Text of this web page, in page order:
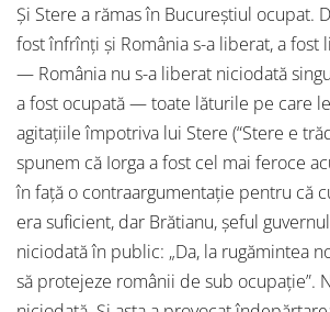
Şi Stere a rămas în Bucureştiul ocupat.
fost înfrînţi şi România s-a liberat, a fost
— România nu s-a liberat niciodată
a fost ocupată — toate lăturile pe care
agitaţiile împotriva lui Stere (“Stere e
spunem că Iorga a fost cel mai feroce
în faţă o contraargumentaţie pentru că
era suficient, dar Brătianu, şeful
niciodată în public: „Da, la rugămintea
să protejeze românii de sub ocupaţie”.